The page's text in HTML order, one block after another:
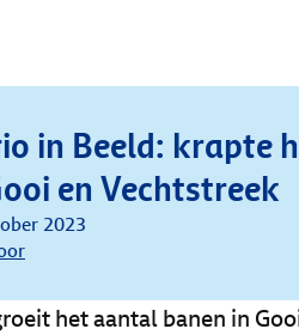
in Beeld: krapte
en Vechtstreek
2023
het aantal banen in